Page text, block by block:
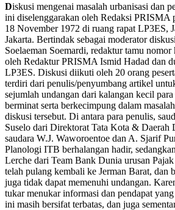
Diskusi mengenai masalah urbanisasi dan
ini diselenggarakan oleh Redaksi PRISMA
18 November 1972 di ruang rapat LP3ES,
Jakarta. Bertindak sebagai moderator
Soelaeman Soemardi, redaktur tamu
oleh Redaktur PRISMA Ismid Hadad dan
LP3ES. Diskusi diikuti oleh 20 orang
terdiri dari penulis/penyumbang artikel
sejumlah undangan dari kalangan kecil
berminat serta berkecimpung dalam
diskusi tersebut. Di antara para penulis,
Suselo dari Direktorat Tata Kota & Daerah
saudara W.J. Waworoentoe dan A. Sjarif
Planologi ITB berhalangan hadir,
Lerche dari Team Bank Dunia urusan
telah pulang kembali ke Jerman Barat, dan
juga tidak dapat memenuhi undangan.
tukar menukar informasi dan pendapat
ini masih bersifat terbatas, dan juga